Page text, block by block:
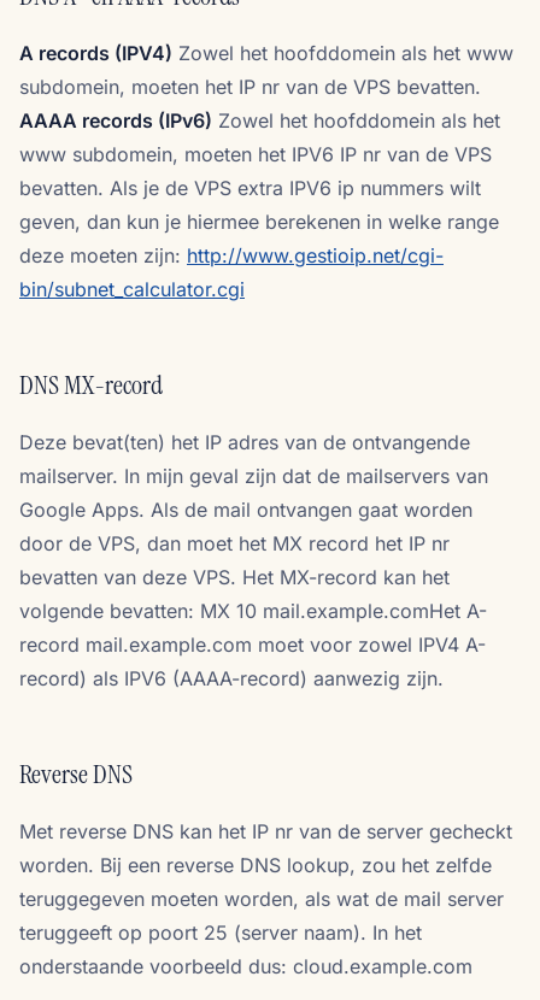
A records (IPV4) Zowel het hoofddomein als het www
subdomein, moeten het IP nr van de VPS bevatten.
AAAA records (IPv6) Zowel het hoofddomein als het
www subdomein, moeten het IPV6 IP nr van de VPS
bevatten. Als je de VPS extra IPV6 ip nummers wilt
geven, dan kun je hiermee berekenen in welke range
deze moeten zijn: http://www.gestioip.net/cgi-
bin/subnet_calculator.cgi
DNS MX-record
Deze bevat(ten) het IP adres van de ontvangende
mailserver. In mijn geval zijn dat de mailservers van
Google Apps. Als de mail ontvangen gaat worden
door de VPS, dan moet het MX record het IP nr
bevatten van deze VPS. Het MX-record kan het
volgende bevatten: MX 10 mail.example.comHet A-
record mail.example.com moet voor zowel IPV4 A-
record) als IPV6 (AAAA-record) aanwezig zijn.
Reverse DNS
Met reverse DNS kan het IP nr van de server gecheckt
worden. Bij een reverse DNS lookup, zou het zelfde
teruggegeven moeten worden, als wat de mail server
teruggeeft op poort 25 (server naam). In het
onderstaande voorbeeld dus: cloud.example.com